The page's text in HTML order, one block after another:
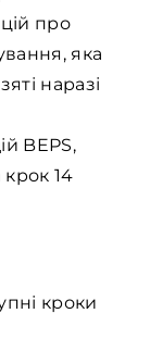
про
яка
наразі
BEPS,
14
кроки